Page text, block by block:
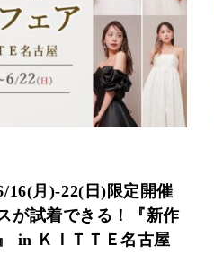
16(月)-22(日)限定開催
が試着できる！『新作
in ＫＩＴＴＥ名古屋